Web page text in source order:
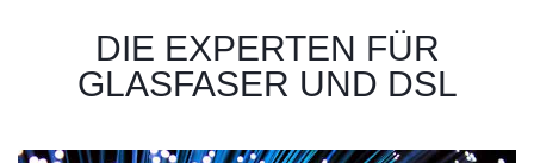
DIE EXPERTEN FÜR
GLASFASER UND DSL